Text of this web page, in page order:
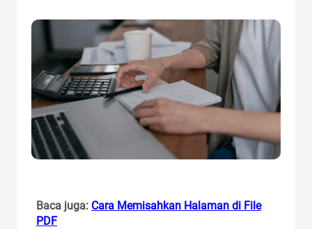
Baca juga: Cara Memisahkan Halaman di File
PDF